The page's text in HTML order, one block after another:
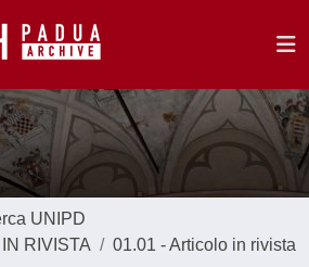
UNIPD
RIVISTA
01.01 - Articolo in rivista